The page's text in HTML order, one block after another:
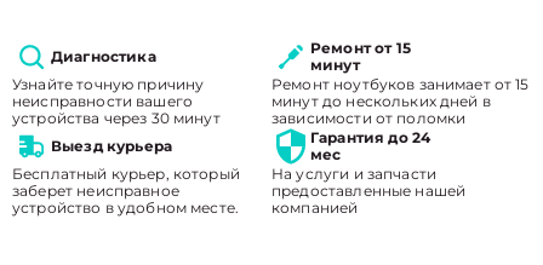
Диагностика
Узнайте точную причину
неисправности вашего
устройства через 30 минут
Ремонт от 15
минут
Ремонт ноутбуков занимает от 15
минут до нескольких дней в
зависимости от поломки
Выезд курьера
Бесплатный курьер, который
заберет неисправное
устройство в удобном месте.
Гарантия до 24
мес
На услуги и запчасти
предоставленные нашей
компанией